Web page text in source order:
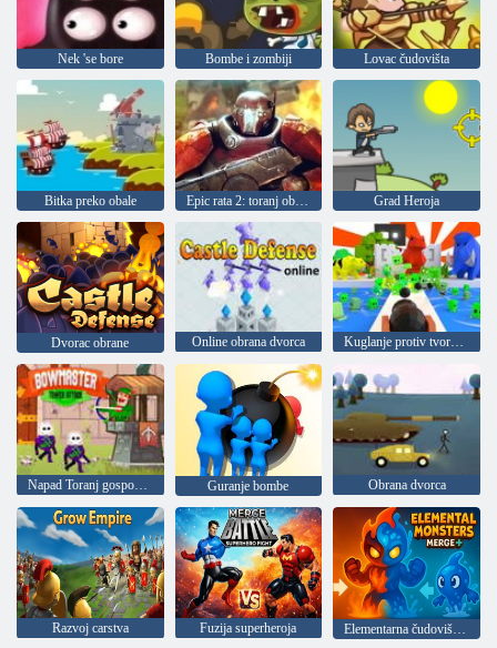
Nek 'se bore Bombe i zombiji Lovac čudovišta
Bitka preko obale Epic rata 2: toranj obrana Grad Heroja
Dvorac obrane Online obrana dvorca Kuglanje protiv tvornice zombija 3D
Napad Toranj gospodara lukom Guranje bombe Obrana dvorca
Razvoj carstva Fuzija superheroja
Elementarna čudovišta: Fuzija